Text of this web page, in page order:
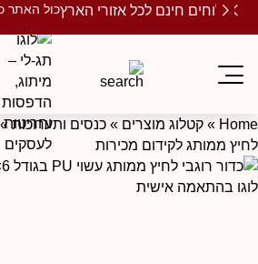
משלוחים חינם לכל אזורי הארץכול האתר
» קטלוג מוצרים» כנסים ותערוכות»
ממותג לקידום מכירות